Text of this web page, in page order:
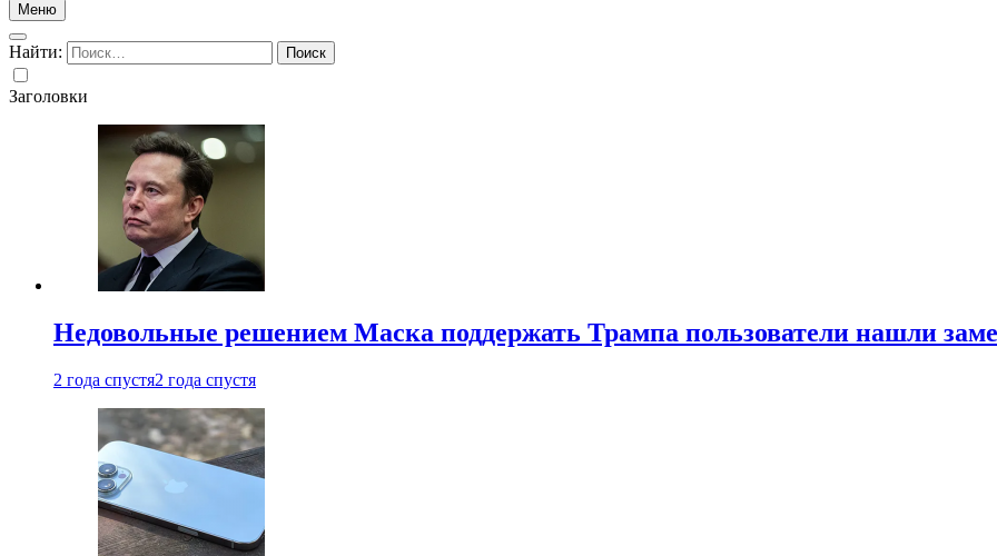
Меню
Найти:
Заголовки
Недовольные решением Маска поддержать Трампа пользователи нашли
2 года спустя2 года спустя